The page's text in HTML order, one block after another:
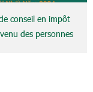
conseil en impôt
des personnes